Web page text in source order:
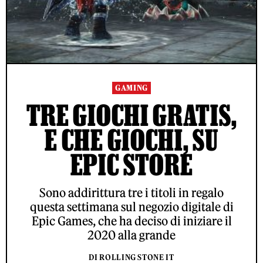
GAMING
TRE GIOCHI GRATIS,
E CHE GIOCHI, SU
EPIC STORE
Sono addirittura tre i titoli in regalo
questa settimana sul negozio digitale di
Epic Games, che ha deciso di iniziare il
2020 alla grande
DI ROLLING STONE IT